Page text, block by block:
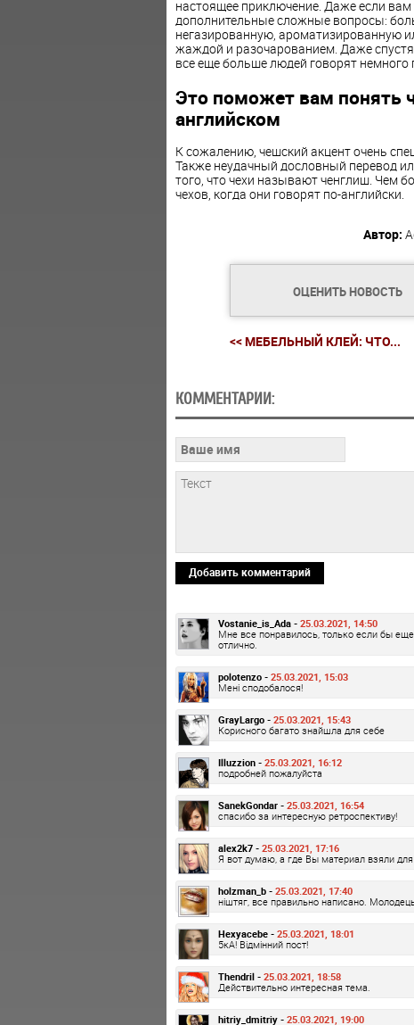
настоящее приключение. Даже если
дополнительные сложные вопросы:
негазированную, ароматизированную
жаждой и разочарованием. Даже
все еще больше людей говорят немного
Это поможет вам понять
английском
К сожалению, чешский акцент очень
Также неудачный дословный перевод
того, что чехи называют ченглиш. Чем
чехов, когда они говорят по-английски.
Автор:
ОЦЕНИТЬ НОВОСТЬ
<< МЕБЕЛЬНЫЙ КЛЕЙ: ЧТО...
КОММЕНТАРИИ:
Добавить комментарий
Vostanie_is_Ada - 25.03.2021, 14:50
Мне все понравилось, только если бы
отлично.
polotenzo - 25.03.2021, 15:03
Мені сподобалося!
GrayLargo - 25.03.2021, 15:43
Корисного багато знайшла для себе
Illuzzion - 25.03.2021, 16:12
подробней пожалуйста
SanekGondar - 25.03.2021, 16:54
спасибо за интересную ретроспективу!
alex2k7 - 25.03.2021, 17:16
Я вот думаю, а где Вы материал взяли
holzman_b - 25.03.2021, 17:40
ніштяг, все правильно написано.
Hexyacebe - 25.03.2021, 18:01
5кА! Відмінний пост!
Thendril - 25.03.2021, 18:58
Действительно интересная тема.
hitriy_dmitriy - 25.03.2021, 19:00